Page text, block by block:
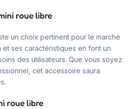
roue libre
un choix pertinent pour le marché
et ses caractéristiques en font un
des utilisateurs. Que vous soyez
cet accessoire saura
roue libre